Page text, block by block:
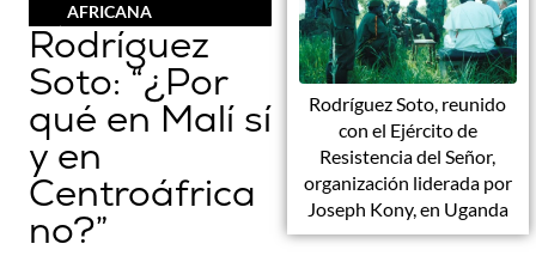
AFRICANA
Rodríguez
Soto: “¿Por
qué en Malí sí
y en
Centroáfrica
no?”
Rodríguez Soto, reunido
con el Ejército de
Resistencia del Señor,
organización liderada por
Joseph Kony, en Uganda